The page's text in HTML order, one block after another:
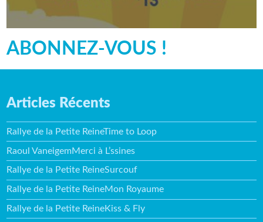
ABONNEZ-VOUS !
Articles Récents
Rallye de la Petite ReineTime to Loop
Raoul VaneigemMerci à L’ssines
Rallye de la Petite ReineSurcouf
Rallye de la Petite ReineMon Royaume
Rallye de la Petite ReineKiss & Fly